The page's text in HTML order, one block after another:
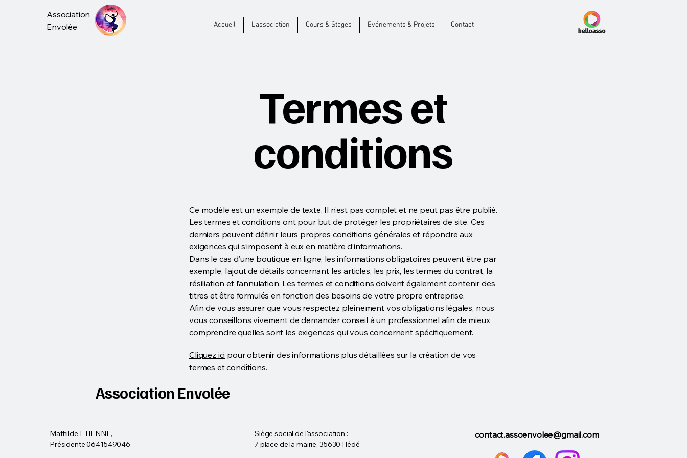
Association
Envolée
Accueil L'association Cours & Stages Evénements & Projets Contact
Termes et
conditions
Ce modèle est un exemple de texte. Il n’est pas complet et ne peut pas être publié.
Les termes et conditions ont pour but de protéger les propriétaires de site. Ces
derniers peuvent définir leurs propres conditions générales et répondre aux
exigences qui s’imposent à eux en matière d’informations.
Dans le cas d’une boutique en ligne, les informations obligatoires peuvent être par
exemple, l’ajout de détails concernant les articles, les prix, les termes du contrat, la
résiliation et l’annulation. Les termes et conditions doivent également contenir des
titres et être formulés en fonction des besoins de votre propre entreprise.
Afin de vous assurer que vous respectez pleinement vos obligations légales, nous
vous conseillons vivement de demander conseil à un professionnel afin de mieux
comprendre quelles sont les exigences qui vous concernent spécifiquement.
Cliquez ici pour obtenir des informations plus détaillées sur la création de vos
termes et conditions.
Association Envolée
Mathilde ETIENNE,
Présidente 0641549046
Siège social de l'association :
7 place de la mairie, 35630 Hédé
contact.assoenvolee@gmail.com